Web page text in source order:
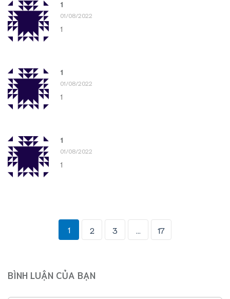
1
01/08/2022
1
1
01/08/2022
1
1
01/08/2022
1
1 2 3 17
BÌNH LUẬN CỦA BẠN